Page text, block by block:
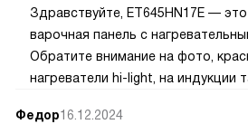
Здравствуйте, ET645HN17E —
варочная панель с
Обратите внимание на фото,
нагреватели hi-light, на индукции
Федор16.12.2024